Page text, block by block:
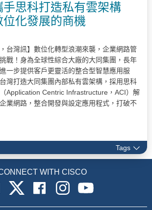
手思科打造私有雲架構
化發展的商機
台灣訊】數位化轉型浪潮來襲，企業網路管
戰！身為全球性綜合大廠的大同集團，長年
一步提供客戶更靈活的整合型智慧應用服
灣打造大同集團內部私有雲架構，採用思科
Application Centric Infrastructure，ACI）解
業網路，整合開發與設定應用程式，打破不
控系統、智慧照護等。隨著數位化轉型時代
更靈活的解決方案，大同集團開始推動內部
管理的複雜度，增加彈性和擴充性，為變化
Tags
WITH CISCO